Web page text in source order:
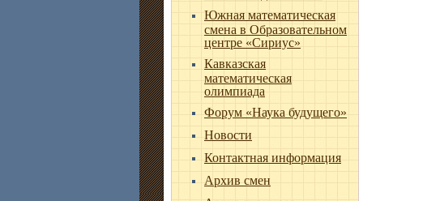
Южная математическая
смена в Образовательном
центре «Сириус»
Кавказская
математическая
олимпиада
Форум «Наука будущего»
Новости
Контактная информация
Архив смен